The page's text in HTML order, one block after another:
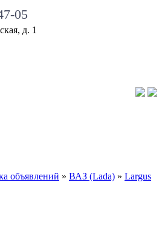
05
д. 1
объявлений » ВАЗ (Lada) » Largus